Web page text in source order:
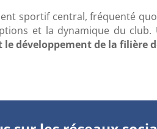
sportif central, fréquenté
et la dynamique du club.
développement de la filière